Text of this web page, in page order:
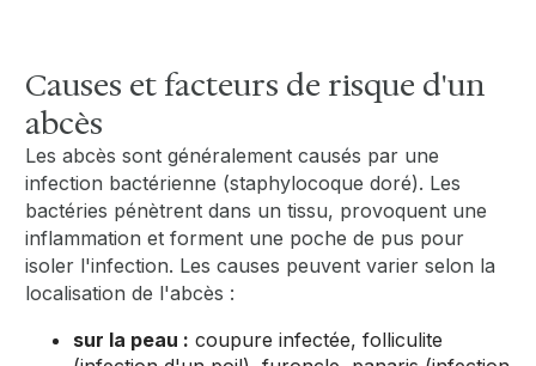
Causes et facteurs de risque d'un
abcès
Les abcès sont généralement causés par une
infection bactérienne (staphylocoque doré). Les
bactéries pénètrent dans un tissu, provoquent une
inflammation et forment une poche de pus pour
isoler l'infection. Les causes peuvent varier selon la
localisation de l'abcès :
sur la peau : coupure infectée, folliculite